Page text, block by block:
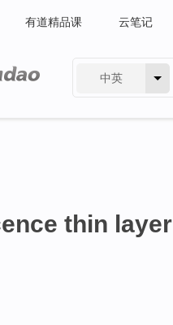
有道精品课 云笔记
中英
thin